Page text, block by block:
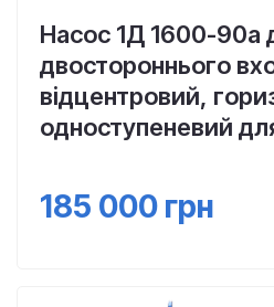
Насос 1Д 1600-90а
двостороннього
відцентровий,
одноступеневий
185 000 грн